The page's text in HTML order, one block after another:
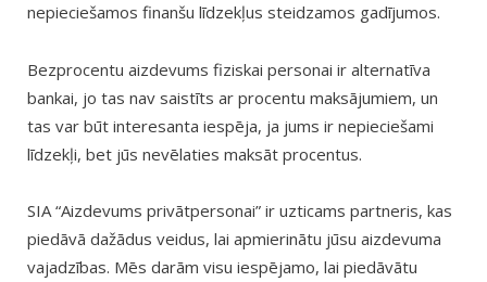
nepieciešamos finanšu līdzekļus steidzamos gadījumos.
Bezprocentu aizdevums fiziskai personai ir alternatīva
bankai, jo tas nav saistīts ar procentu maksājumiem, un
tas var būt interesanta iespēja, ja jums ir nepieciešami
līdzekļi, bet jūs nevēlaties maksāt procentus.
SIA “Aizdevums privātpersonai” ir uzticams partneris, kas
piedāvā dažādus veidus, lai apmierinātu jūsu aizdevuma
vajadzības. Mēs darām visu iespējamo, lai piedāvātu